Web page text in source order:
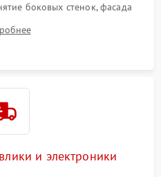
боковых стенок, фасада
ТЭНу и сливной помпе.
и электроники